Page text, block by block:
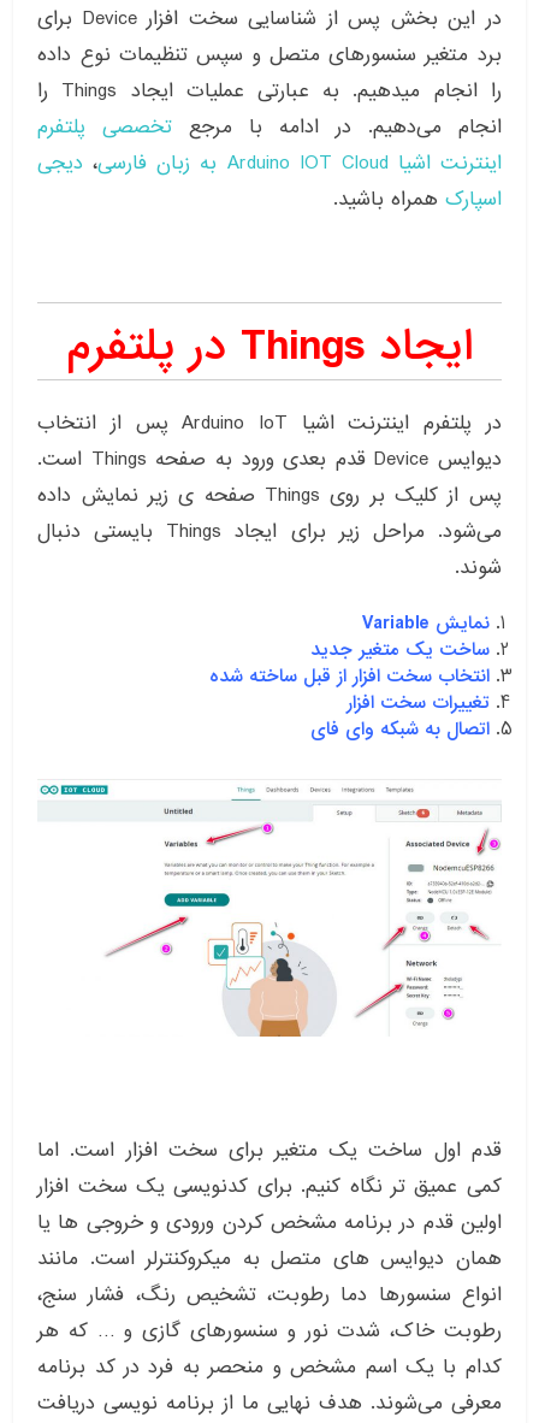
در این بخش پس از شناسایی سخت افزار Device برای
برد متغیر سنسورهای متصل و سپس تنظیمات نوع داده
را انجام میدهیم. به عبارتی عملیات ایجاد Things را
انجام می‌دهیم. در ادامه با مرجعتخصصی پلتفرم
اینترنت اشیا Arduino IOT Cloud به زبان فارسی
، دیجی
اسپارک همراه باشید.
ایجاد Things در پلتفرم
در پلتفرم اینترنت اشیا Arduino IoT پس از انتخاب
دیوایس Device قدم بعدی ورود به صفحه Things است.
پس از کلیک بر روی Things صفحه ی زیر نمایش داده
می‌شود. مراحل زیر برای ایجاد Things بایستی دنبال
شوند.
نمایش Variable
ساخت یک متغیر جدید
انتخاب سخت افزار از قبل ساخته شده
تغییرات سخت افزار
اتصال به شبکه وای فای
قدم اول ساخت یک متغیر برای سخت افزار است. اما
کمی عمیق تر نگاه کنیم. برای کدنویسی یک سخت افزار
اولین قدم در برنامه مشخص کردن ورودی و خروجی ها یا
همان دیوایس های متصل به میکروکنترلر است. مانند
انواع سنسورها دما رطوبت، تشخیص رنگ، فشار سنج،
رطوبت خاک، شدت نور و سنسورهای گازی و … که هر
کدام با یک اسم مشخص و منحصر به فرد در کد برنامه
معرفی می‌شوند. هدف نهایی ما از برنامه نویسی دریافت